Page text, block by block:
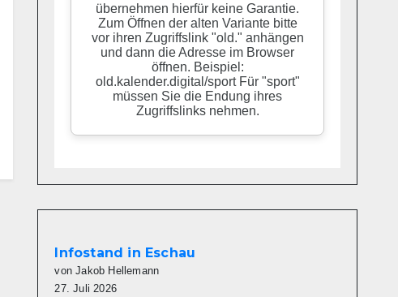
Infostand in Eschau
von Jakob Hellemann
27. Juli 2026